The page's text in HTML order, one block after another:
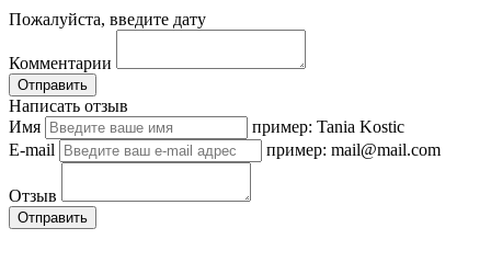
Пожалуйста, введите дату
Комментарии
Отправить
Написать отзыв
Имя
пример: Tania Kostic
E-mail
пример: mail@mail.com
Отзыв
Отправить